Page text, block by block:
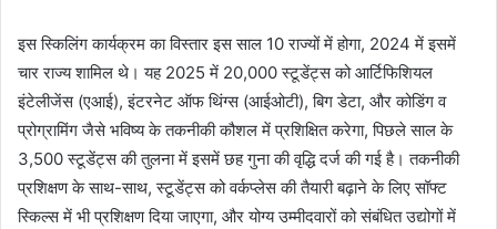
l
इस स्किलिंग कार्यक्रम का विस्तार इस साल 10 राज्यों में होगा, 2024 में इसमें
चार राज्‍य शामिल थे। यह 2025 में 20,000 स्‍टूडेंट्स को आर्टिफिशियल
इंटेलीजेंस (एआई), इंटरनेट ऑफ थिंग्स (आईओटी), बिग डेटा, और कोडिंग व
प्रोग्रामिंग जैसे भविष्य के तकनीकी कौशल में प्रशिक्षित करेगा, पिछले साल के
3,500 स्‍टूडेंट्स की तुलना में इसमें छह गुना की वृद्धि दर्ज की गई है। तकनीकी
प्रशिक्षण के साथ-साथ, स्‍टूडेंट्स को वर्कप्‍लेस की तैयारी बढ़ाने के लिए सॉफ्ट
स्किल्स में भी प्रशिक्षण दिया जाएगा, और योग्य उम्मीदवारों को संबंधित उद्योगों में